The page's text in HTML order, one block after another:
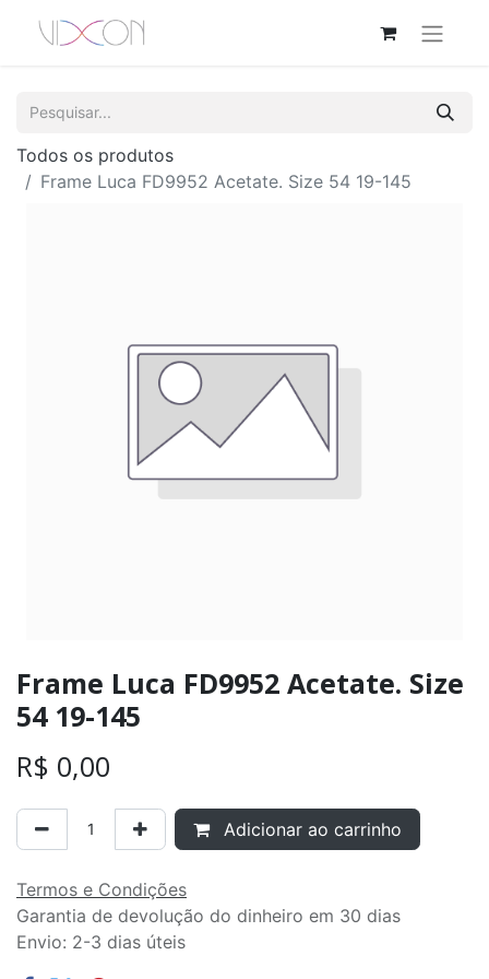
Todos os produtos
Frame Luca FD9952 Acetate. Size 54 19-145
Frame Luca FD9952 Acetate. Size
54 19-145
R$ 0,00
Adicionar ao carrinho
Termos e Condições
Garantia de devolução do dinheiro em 30 dias
Envio: 2-3 dias úteis